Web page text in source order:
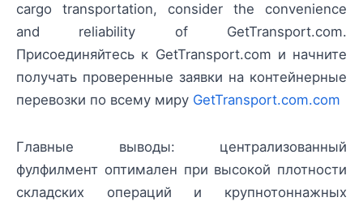
cargo transportation, consider the convenience
and reliability of GetTransport.com.
Присоединяйтесь к GetTransport.com и начните
получать проверенные заявки на контейнерные
перевозки по всему миру GetTransport.com.com
Главные выводы: централизованный
фулфилмент оптимален при высокой плотности
складских операций и крупнотоннажных